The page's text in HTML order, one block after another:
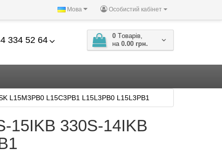
Особистий кабінет
Мова
334 52 64 0 Tоварів,
на 0.00 грн.
L15M3PB0 L15C3PB1 L15L3PB0 L15L3PB1
15IKB 330S-14IKB